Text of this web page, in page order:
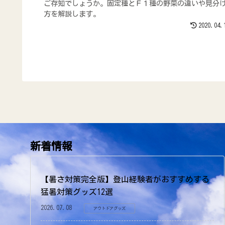
ご存知でしょうか。固定種とＦ１種の野菜の違いや見分
方を解説します。
新着情報
【暑さ対策完全版】登山経験者がおすすめする
猛暑対策グッズ12選
2026.07.08 アウトドアグッズ